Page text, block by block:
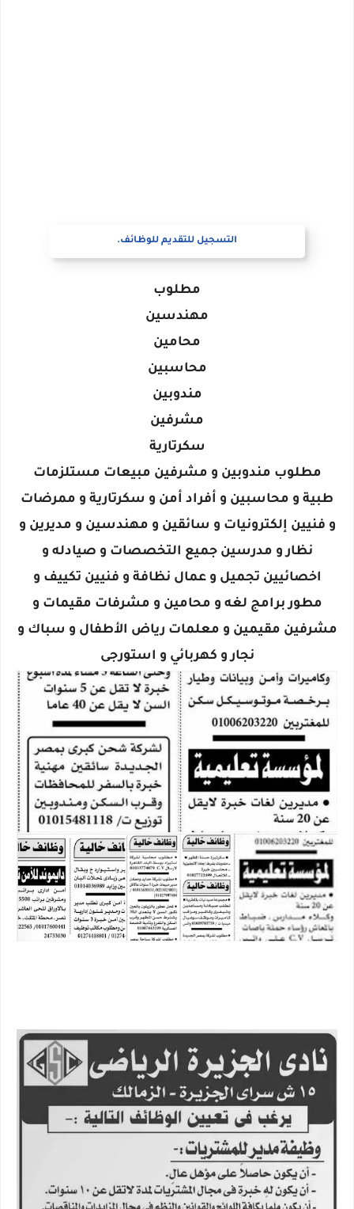
التسجيل للتقديم للوظائف.
مطلوب
مهندسين
محامين
محاسبين
مندوبين
مشرفين
سكرتارية
مطلوب مندوبين و مشرفين مبيعات مستلزمات
طبية و محاسبين و أفراد أمن و سكرتارية و ممرضات
و فنيين إلكترونيات و سائقين و مهندسين و مديرين و
نظار و مدرسين جميع التخصصات و صيادله و
اخصائيين تجميل و عمال نظافة و فنيين تكييف و
مطور برامج لغه و محامين و مشرفات مقيمات و
مشرفين مقيمين و معلمات رياض الأطفال و سباك و
نجار و كهربائي و استورجى